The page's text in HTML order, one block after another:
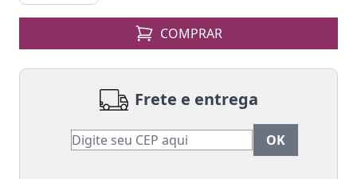
COMPRAR
Frete e entrega